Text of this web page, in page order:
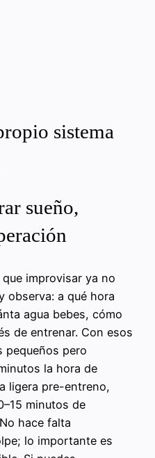
sistema
sueño,
improvisar ya no
observa: a qué hora
agua bebes, cómo
de entrenar. Con esos
pequeños pero
la hora de
ligera pre-entreno,
minutos de
hace falta
lo importante es